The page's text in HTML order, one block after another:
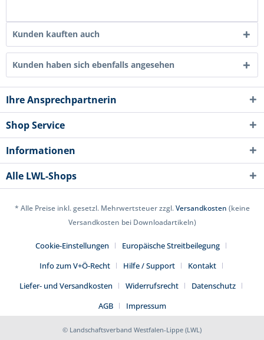
Kunden kauften auch
Kunden haben sich ebenfalls angesehen
Ihre Ansprechpartnerin
Shop Service
Informationen
Alle LWL-Shops
* Alle Preise inkl. gesetzl. Mehrwertsteuer zzgl.Versandkosten (keine
Versandkosten bei Downloadartikeln)
Cookie-Einstellungen
Europäische Streitbeilegung
Info zum V+Ö-Recht
Hilfe / Support
Kontakt
Liefer- und Versandkosten
Widerrufsrecht
Datenschutz
AGB
Impressum
© Landschaftsverband Westfalen-Lippe (LWL)